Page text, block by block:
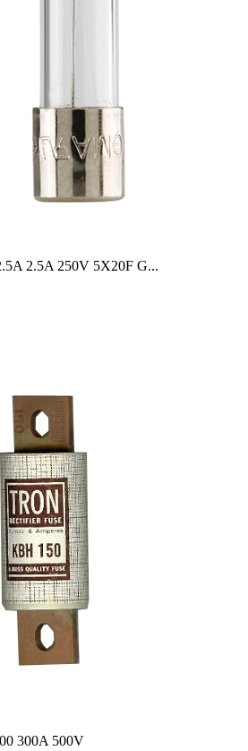
2.5A 250V 5X20F G...
300A 500V